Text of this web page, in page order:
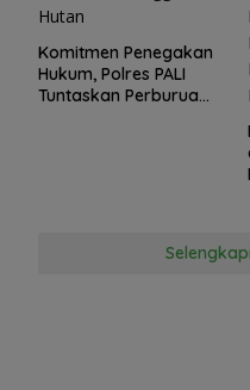
Komitmen Penegakan
Hukum, Polres PALI
Tuntaskan Perburuan